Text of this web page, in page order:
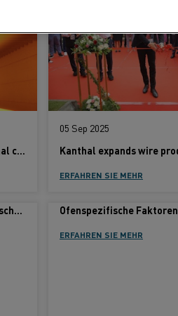
From DRI to finished steel: How Kanthal completes the decarbonization puzzle
05 Sep 2025
ERFAHREN SIE MEHR
Allgemeine Faktoren und ofenspezifische Faktoren Ofenspezifische Faktoren
ERFAHREN SIE MEHR